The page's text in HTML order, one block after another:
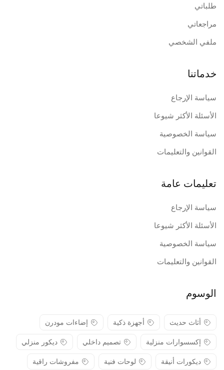
طلباتي
مراجعاتي
ملفي الشخصي
خدماتنا
سياسة الإرجاع
الأسئلة الأكثر شيوعا
سياسة الخصوصية
القوانين والتعليمات
تعليمات عامة
سياسة الإرجاع
الأسئلة الأكثر شيوعا
سياسة الخصوصية
القوانين والتعليمات
الوسوم
أثاث حديث أجهزة ذكية
إضاءات مودرن
إكسسوارات منزلية
تصميم داخلي
ديكور منزلي
ديكورات أنيقة
لوحات فنية مفروشات راقية